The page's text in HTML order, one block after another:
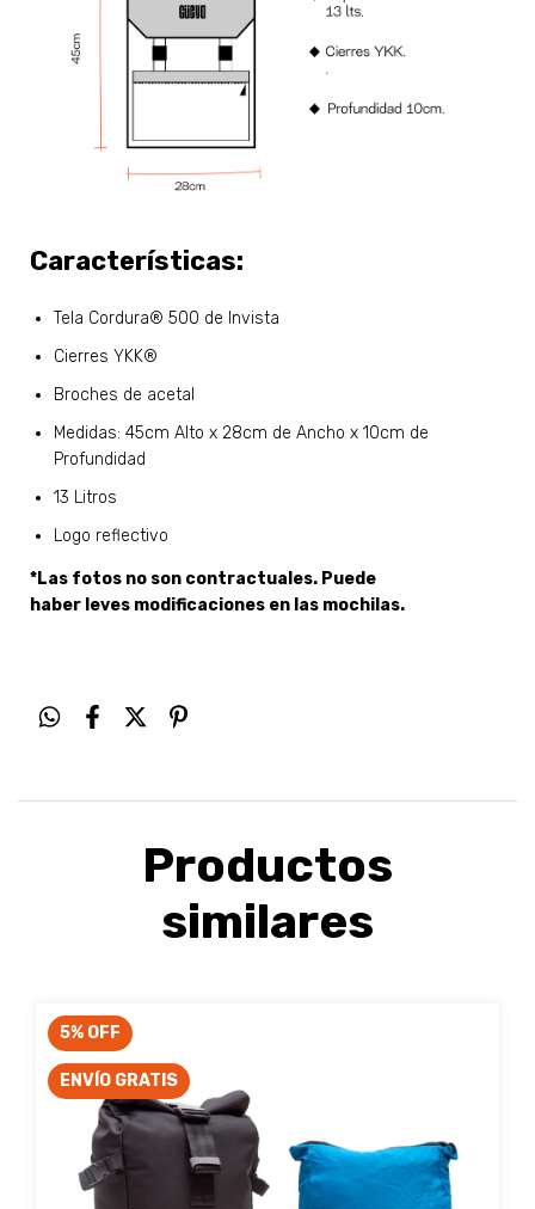
Características:
Tela Cordura® 500 de Invista
Cierres YKK®
Broches de acetal
Medidas: 45cm Alto x 28cm de Ancho x 10cm de
Profundidad
13 Litros
Logo reflectivo
*Las fotos no son contractuales. Puede
haber leves modificaciones en las mochilas.
Productos
similares
5% OFF
ENVÍO GRATIS